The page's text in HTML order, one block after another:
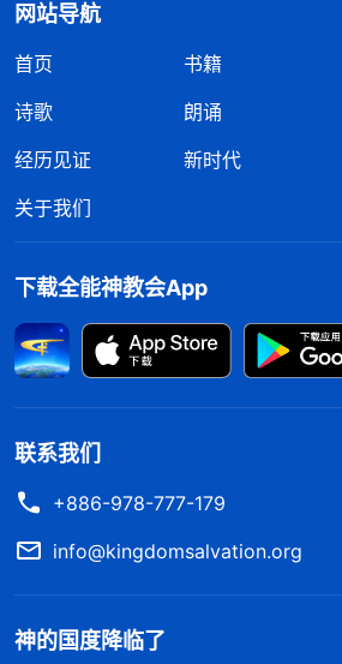
网站导航
首页 书籍
诗歌
朗诵
经历见证
新时代
关于我们
下载全能神教会App
联系我们
+886-978-777-179
info@kingdomsalvation.org
神的国度降临了